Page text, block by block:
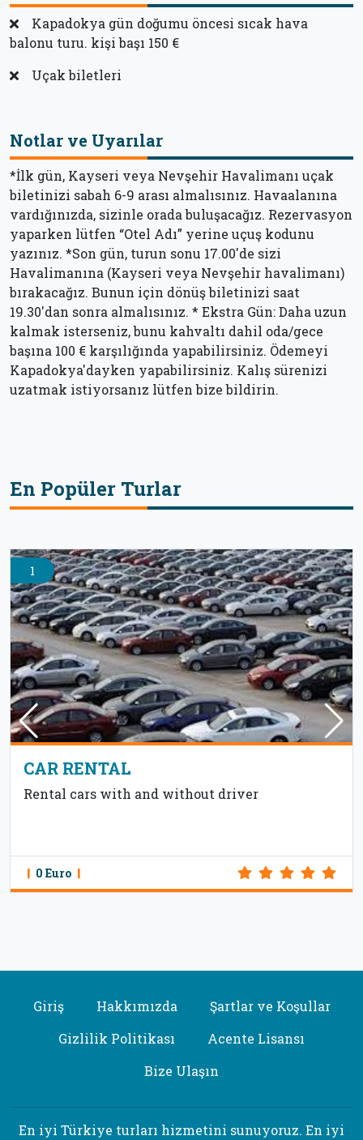
Kapadokya gün doğumu öncesi sıcak hava
balonu turu. kişi başı 150 €
Uçak biletleri
Notlar ve Uyarılar
*İlk gün, Kayseri veya Nevşehir Havalimanı uçak
biletinizi sabah 6-9 arası almalısınız. Havaalanına
vardığınızda, sizinle orada buluşacağız. Rezervasyon
yaparken lütfen “Otel Adı” yerine uçuş kodunu
yazınız. *Son gün, turun sonu 17.00'de sizi
Havalimanına (Kayseri veya Nevşehir havalimanı)
bırakacağız. Bunun için dönüş biletinizi saat
19.30'dan sonra almalısınız. * Ekstra Gün: Daha uzun
kalmak isterseniz, bunu kahvaltı dahil oda/gece
başına 100 € karşılığında yapabilirsiniz. Ödemeyi
Kapadokya'dayken yapabilirsiniz. Kalış sürenizi
uzatmak istiyorsanız lütfen bize bildirin.
En Popüler Turlar
1
CAR RENTAL
Rental cars with and without driver
0 Euro
Giriş Hakkımızda
Şartlar ve Koşullar
Gizlilik Politikası
Acente Lisansı
Bize Ulaşın
En iyi Türkiye turları hizmetini sunuyoruz. En iyi